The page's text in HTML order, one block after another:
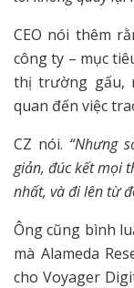
CEO nói thêm
công ty – mục
thị trường gấu,
quan đến việc
CZ nói. “Nhưng
giản, đúc kết mọi
nhất, và đi lên từ
Ông cũng bình
mà Alameda
cho Voyager